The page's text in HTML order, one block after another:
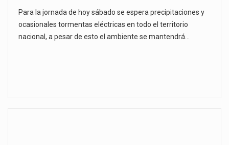
Para la jornada de hoy sábado se espera precipitaciones y
ocasionales tormentas eléctricas en todo el territorio
nacional, a pesar de esto el ambiente se mantendrá…